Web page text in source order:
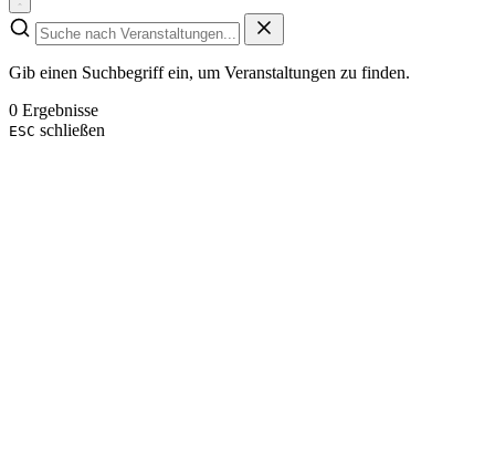
Gib einen Suchbegriff ein, um Veranstaltungen zu finden.
0 Ergebnisse
ESC schließen